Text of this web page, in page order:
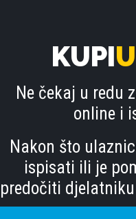
KUPI
Ne čekaj u redu
online i
Nakon što
ispisati ili je
predočiti